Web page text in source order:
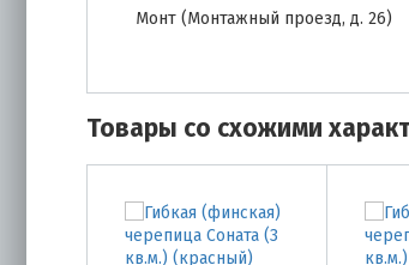
Монт (Монтажный проезд, д. 26)
Товары со схожими